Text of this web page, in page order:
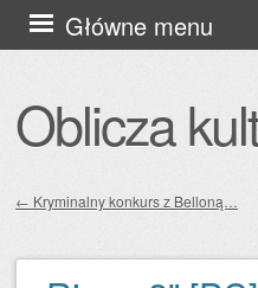
Oblicza
Główne menu
Przejdź
do
← Kryminalny konkurs z Belloną…